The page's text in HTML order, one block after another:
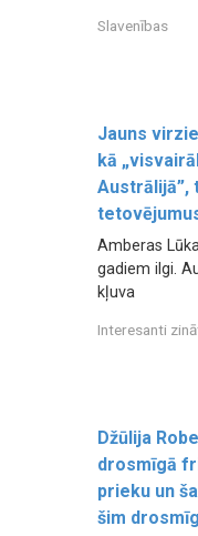
Slavenības
Jauns
kā
Austrālijā”,
Amberas
gadiem ilgi.
kļuva
Interesanti
Džūlija
drosmīgā
prieku un
šim